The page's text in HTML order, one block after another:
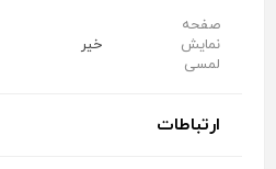
صفحه
نمایش
لمسی
خیر
ارتباطات